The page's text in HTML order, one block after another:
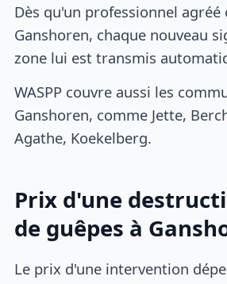
Dès qu'un professionnel agréé
Ganshoren, chaque nouveau
zone lui est transmis
WASPP couvre aussi les
Ganshoren, comme Jette,
Agathe, Koekelberg.
Prix d'une
de guêpes à
Le prix d'une intervention